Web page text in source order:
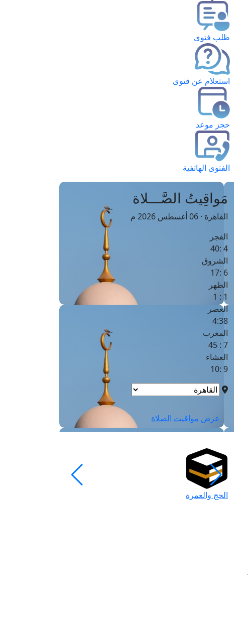
طلب فتوى
استعلام عن فتوى
حجز موعد
الفتوى الهاتفية
مَواقِيتُ الصَّـــلاة
القاهرة · 06 أغسطس 2026 م
الفجر
4 :40
الشروق
6 :17
الظهر
1 : 1
العصر
4:38
المغرب
7 : 45
العشاء
9 :10
عرض مواقيت الصلاة
الحج والعمرة